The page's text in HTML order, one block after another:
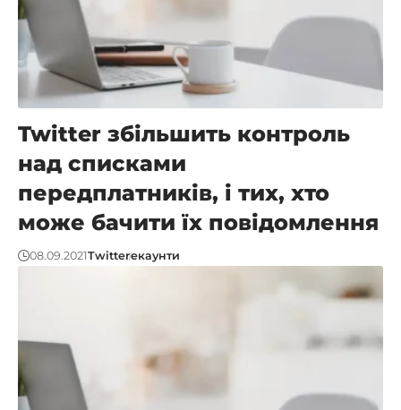
Twitter збільшить контроль
над списками
передплатників, і тих, хто
може бачити їх повідомлення
08.09.2021Twitterекаунти